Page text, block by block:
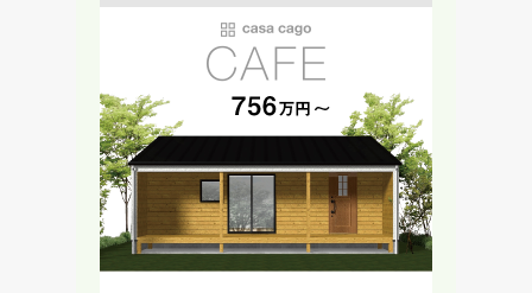
入力内容を送信する